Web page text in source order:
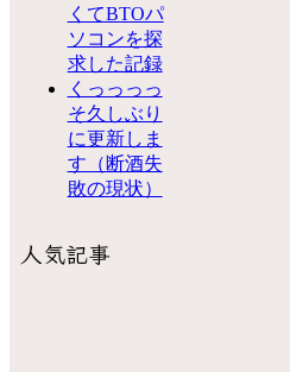
くてBTOパ
ソコンを探
求した記録
くっっっっ
そ久しぶり
に更新しま
す（断酒失
敗の現状）
人気記事